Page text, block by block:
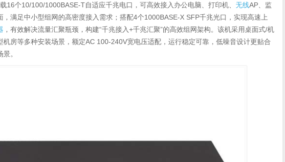
16个10/100/1000BASE-T自适应千兆电口，可高效接入办公电脑、打印机、无线AP、监
满足中小型组网的高密度接入需求；搭配4个1000BASE-X SFP千兆光口，实现高速上
，有效解决流量汇聚瓶颈，构建“千兆接入+千兆汇聚”的高效组网架构。该机采用桌面式/机
房等多种安装场景，额定AC 100-240V宽电压适配，运行稳定可靠，低噪音设计更贴合
。